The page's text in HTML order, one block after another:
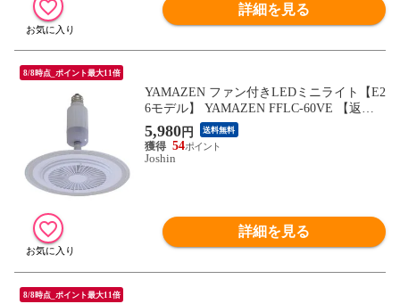
詳細を見る
8/8時点_ポイント最大11倍
YAMAZEN ファン付きLEDミニライト【E2
6モデル】 YAMAZEN FFLC-60VE 【返品
種別A】
5,980円 送料無料
54
Joshin
詳細を見る
8/8時点_ポイント最大11倍